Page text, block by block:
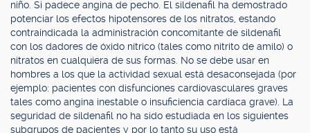
niño. Si padece angina de pecho. El sildenafil ha demostrado
potenciar los efectos hipotensores de los nitratos, estando
contraindicada la administración concomitante de sildenafil
con los dadores de óxido nítrico (tales como nitrito de amilo) o
nitratos en cualquiera de sus formas. No se debe usar en
hombres a los que la actividad sexual está desaconsejada (por
ejemplo: pacientes con disfunciones cardiovasculares graves
tales como angina inestable o insuficiencia cardíaca grave). La
seguridad de sildenafil no ha sido estudiada en los siguientes
subgrupos de pacientes y por lo tanto su uso está